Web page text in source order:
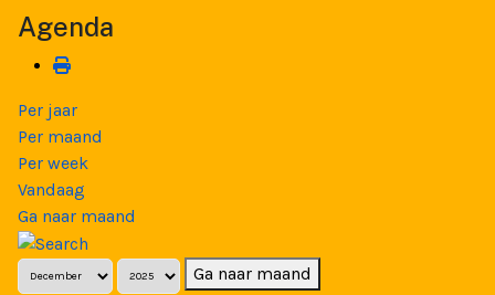
Agenda
Per jaar
Per maand
Per week
Vandaag
Ga naar maand
Ga naar maand